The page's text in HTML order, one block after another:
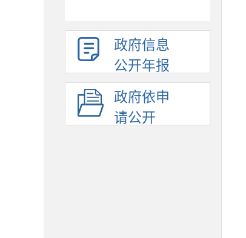
政府信息
公开年报
政府依申
请公开